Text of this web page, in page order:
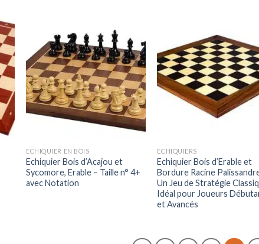
ECHIQUIER EN BOIS
Echiquier Bois d’Acajou et
Sycomore, Erable – Taille n° 4+
avec Notation
ECHIQUIERS
Echiquier Bois d’Erable et
Bordure Racine
Un Jeu de Stratégie
Idéal pour Joueurs
et Avancés